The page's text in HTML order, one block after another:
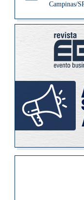
Campinas/